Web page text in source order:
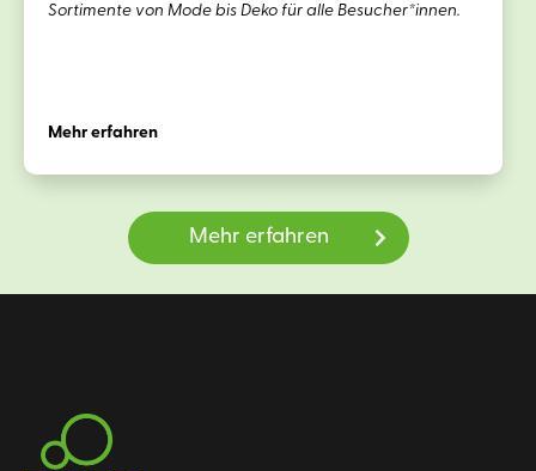
Sortimente von Mode bis Deko für alle Besucher*innen.
Mehr erfahren
Mehr erfahren